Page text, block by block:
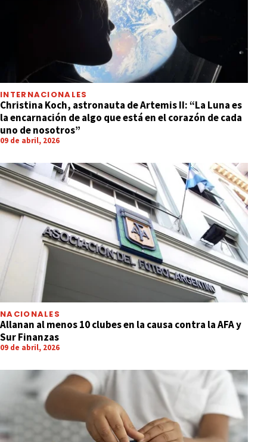
INTERNACIONALES
Christina Koch, astronauta de Artemis II: “La Luna es
la encarnación de algo que está en el corazón de cada
uno de nosotros”
09 de abril, 2026
NACIONALES
Allanan al menos 10 clubes en la causa contra la AFA y
Sur Finanzas
09 de abril, 2026